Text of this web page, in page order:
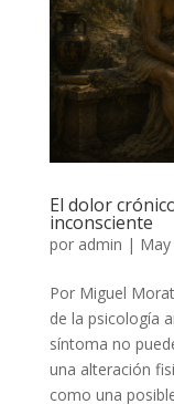
El dolor
inconsciente
por admin |
Por Miguel
de la psicología
síntoma no
una alteración
como una